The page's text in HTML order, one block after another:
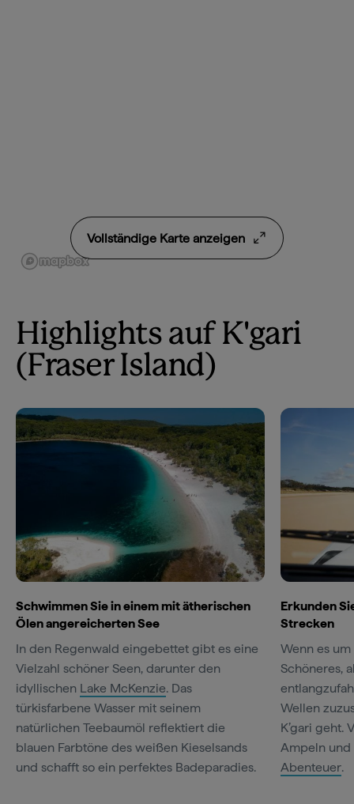
Vollständige Karte anzeigen
Highlights auf K'gari
(Fraser Island)
Schwimmen Sie in einem mit ätherischen
Ölen angereicherten See
In den Regenwald eingebettet gibt es eine
Vielzahl schöner Seen, darunter den
idyllischen Lake McKenzie. Das
türkisfarbene Wasser mit seinem
natürlichen Teebaumöl reflektiert die
blauen Farbtöne des weißen Kieselsands
und schafft so ein perfektes Badeparadies.
Erkunden
Strecken
Wenn es
Schöneres,
Wellen
K’gari geht.
Ampeln und
Abenteuer.